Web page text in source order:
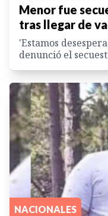
Menor fue
tras llegar de
'Estamos
denunció el
NACIONALES